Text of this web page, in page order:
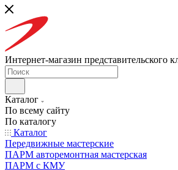
Интернет-магазин представительского
Каталог
По всему сайту
По каталогу
Каталог
Передвижные мастерские
ПАРМ авторемонтная мастерская
ПАРМ с КМУ